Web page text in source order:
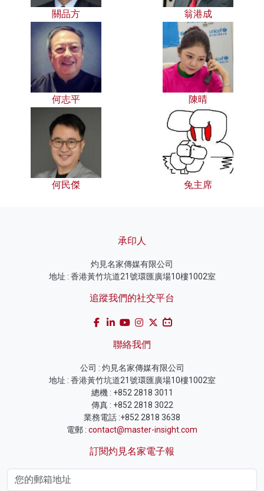
關品方 翁港成
何志平 陳晴
何民傑 兔主席
承印人
灼見名家傳媒有限公司
地址 : 香港黃竹坑道21號環匯廣場10樓1002室
追蹤我們的社交平台
聯絡我們
公司 : 灼見名家傳媒有限公司
地址 : 香港黃竹坑道21號環匯廣場10樓1002室
總機 : +852 2818 3011
傳真 : +852 2818 3022
業務電話 :+852 2818 3638
電郵 : contact@master-insight.com
訂閱灼見名家電子報